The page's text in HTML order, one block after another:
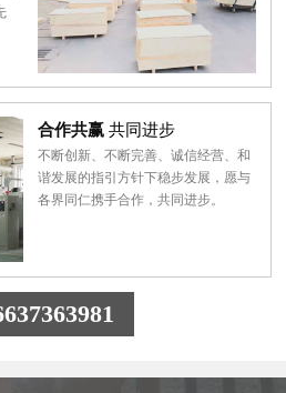
合作共赢 共同进步
不断创新、不断完善、诚信经营、和
谐发展的指引方针下稳步发展，愿与
各界同仁携手合作，共同进步。